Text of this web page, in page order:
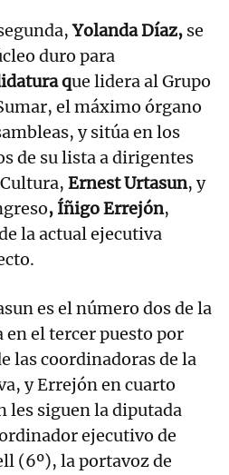
Yolanda Díaz, se
duro para
que lidera al Grupo
el máximo órgano
y sitúa en los
de su lista a dirigentes
Ernest Urtasun, y
, Íñigo Errejón,
la actual ejecutiva
es el número dos de la
el tercer puesto por
las coordinadoras de la
y Errejón en cuarto
les siguen la diputada
ejecutivo de
(6º), la portavoz de